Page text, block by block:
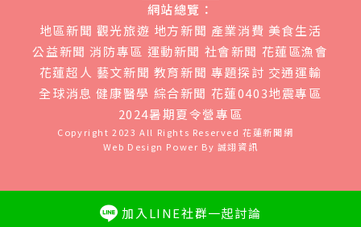
網站總覽：
地區新聞 觀光旅遊 地方新聞 產業消費 美食生活
公益新聞 消防專區 運動新聞 社會新聞 花蓮區漁會
花蓮超人 藝文新聞 教育新聞 專題探討 交通運輸
全球消息 健康醫學 綜合新聞 花蓮0403地震專區
2024暑期夏令營專區
Copyright 2023 All Rights Reserved花蓮新聞網
Web Design Power By 誠翊資訊
加入LINE社群一起討論